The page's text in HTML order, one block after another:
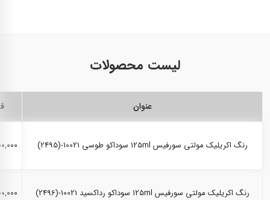
لیست محصولات
عنوان
رنگ اکریلیک مولتی سورفیس 125ml سوداکو طوسی 10021-(2495)
رنگ اکریلیک مولتی سورفیس 125ml سوداکو رداکسید 10021-(2496)